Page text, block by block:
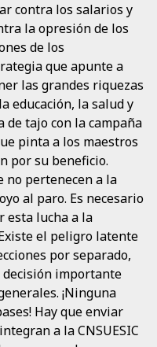
contra los salarios y
la opresión de los
de los
que apunte a
las grandes riquezas
educación, la salud y
tajo con la campaña
pinta a los maestros
por su beneficio.
no pertenecen a la
al paro. Es necesario
esta lucha a la
el peligro latente
por separado,
decisión importante
¡Ninguna
Hay que enviar
a la CNSUESIC